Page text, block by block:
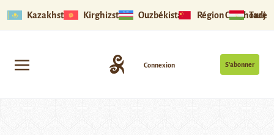
Kazakhstan Kirghizstan Ouzbékistan Région Ouïghoure
S’abonner
Connexion